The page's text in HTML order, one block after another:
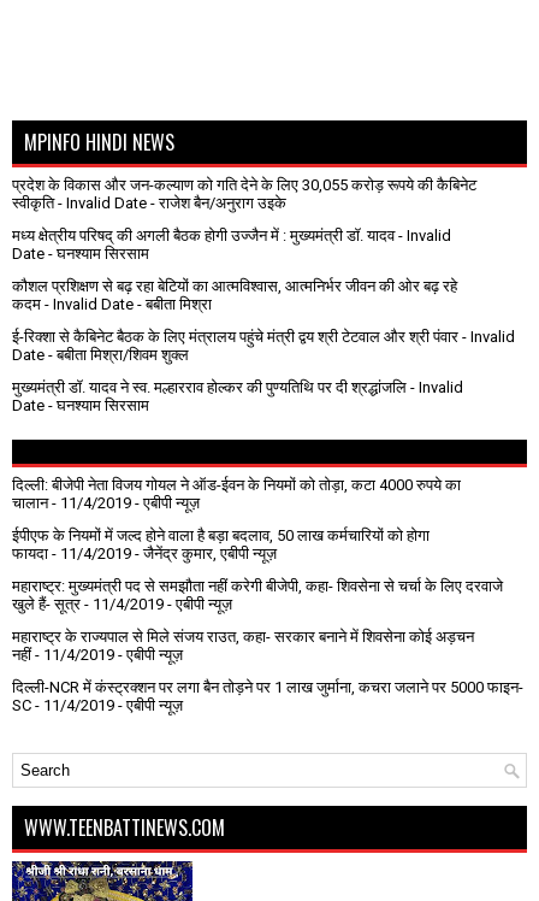
MPINFO HINDI NEWS
प्रदेश के विकास और जन-कल्याण को गति देने के लिए 30,055 करोड़ रूपये की कैबिनेट
स्वीकृति- Invalid Date - राजेश बैन/अनुराग उइके
मध्य क्षेत्रीय परिषद् की अगली बैठक होगी उज्जैन में : मुख्यमंत्री डॉ. यादव- Invalid
Date - घनश्याम सिरसाम
कौशल प्रशिक्षण से बढ़ रहा बेटियों का आत्मविश्वास, आत्मनिर्भर जीवन की ओर बढ़ रहे
कदम - Invalid Date - बबीता मिश्रा
ई-रिक्शा से कैबिनेट बैठक के लिए मंत्रालय पहुंचे मंत्री द्वय श्री टेटवाल और श्री पंवार - Invalid
Date - बबीता मिश्रा/शिवम शुक्ल
मुख्यमंत्री डॉ. यादव ने स्व. मल्हारराव होल्कर की पुण्यतिथि पर दी श्रद्धांजलि - Invalid
Date - घनश्याम सिरसाम
दिल्ली: बीजेपी नेता विजय गोयल ने ऑड-ईवन के नियमों को तोड़ा, कटा 4000 रुपये का
चालान- 11/4/2019 - एबीपी न्यूज़
ईपीएफ के नियमों में जल्द होने वाला है बड़ा बदलाव, 50 लाख कर्मचारियों को होगा
फायदा - 11/4/2019 - जैनेंद्र कुमार, एबीपी न्यूज़
महाराष्ट्र: मुख्यमंत्री पद से समझौता नहीं करेगी बीजेपी, कहा- शिवसेना से चर्चा के लिए दरवाजे
खुले हैं- सूत्र - 11/4/2019 - एबीपी न्यूज़
महाराष्ट्र के राज्यपाल से मिले संजय राउत, कहा- सरकार बनाने में शिवसेना कोई अड़चन
नहीं- 11/4/2019 - एबीपी न्यूज़
दिल्ली-NCR में कंस्ट्रक्शन पर लगा बैन तोड़ने पर 1 लाख जुर्माना, कचरा जलाने पर ₹5000 फाइन-
SC - 11/4/2019 - एबीपी न्यूज़
WWW.TEENBATTINEWS.COM